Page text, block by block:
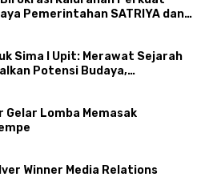
Pemerintahan SATRIYA dan
Sima I Upit: Merawat Sejarah
Potensi Budaya,
Gelar Lomba Memasak
Winner Media Relations